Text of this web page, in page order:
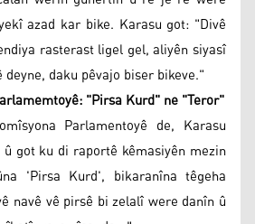
azad kar bike. Karasu got: "Divê
rasterast ligel gel, aliyên siyasî
daku pêvajo biser bikeve."
"Pirsa Kurd" ne "Teror"
Parlamentoyê de, Karasu
got ku di raportê kêmasiyên mezin
'Pirsa Kurd', bikaranîna têgeha
navê vê pirsê bi zelalî were danîn û